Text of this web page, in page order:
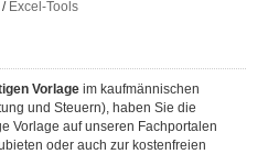
/ Excel-Tools
Vorlage im kaufmännischen
und Steuern), haben Sie die
Vorlage auf unseren Fachportalen
oder auch zur kostenfreien